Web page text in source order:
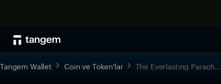
Tangem Wallet Coin ve Token'lar The Everlasting Parachain